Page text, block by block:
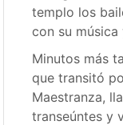
templo los
con su música
Minutos más
que transitó
Maestranza,
transeúntes y